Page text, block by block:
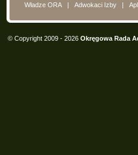
Władze ORA | Adwokaci Izby |
© Copyright 2009 - 2026 Okręgowa Rada